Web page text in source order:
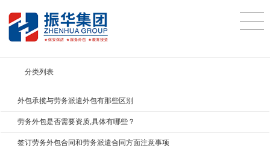
分类列表
外包承揽与劳务派遣外包有那些区别
劳务外包是否需要资质,具体有哪些？
签订劳务外包合同和劳务派遣合同方面注意事项